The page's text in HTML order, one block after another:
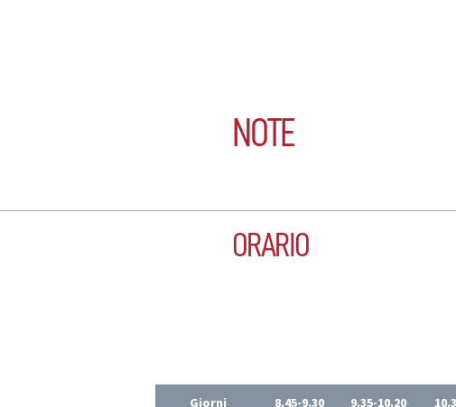
NOTE
ORARIO
Giorni 8.45-9.30 9.35-10.20